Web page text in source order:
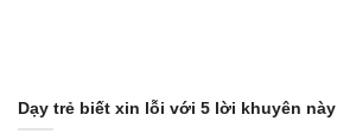
Dạy trẻ biết xin lỗi với 5 lời khuyên này